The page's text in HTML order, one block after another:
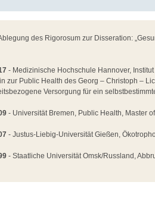
des Rigorosum zur Disseration:
- Medizinische Hochschule Hannover,
zur Public Health des Georg – Christoph –
Versorgung für ein
- Universität Bremen, Public Health, Master
- Justus-Liebig-Universität Gießen,
- Staatliche Universität Omsk/Russland,